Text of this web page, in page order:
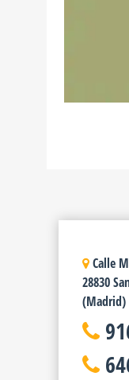
Calle
28830
(Madrid)